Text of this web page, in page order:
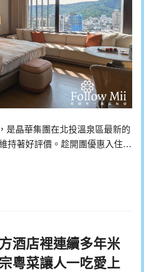
是晶華集團在北投溫泉區最新的
持著好評價。趁開團優惠入住…
酒店裡連續多年米
粵菜讓人一吃愛上